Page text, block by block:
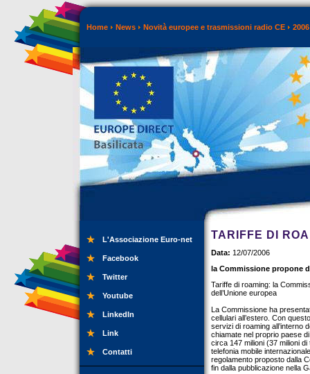
Home News Novità europee e trasmissioni radio CE 2006
L'Associazione Euro-net
Facebook
Twitter
Youtube
LinkedIn
Link
Contatti
TARIFFE DI
Data: 12/07/2006
la Commissione propone
Tariffe di roaming: la
dell’Unione europea
La Commissione ha
cellulari all’estero. Con
servizi di roaming all’interno
chiamate nel proprio paese
circa 147 milioni (37 milioni
telefonia mobile
regolamento proposto dalla
fin dalla pubblicazione nella